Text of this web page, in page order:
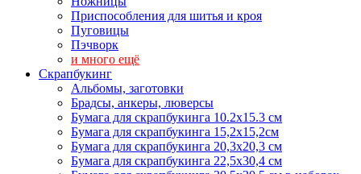
Приспособления для шитья и кроя
Пуговицы
Пэчворк
и много ещё
Скрапбукинг
Альбомы, заготовки
Брадсы, анкеры, люверсы
Бумага для скрапбукинга 10.2х15.3 см
Бумага для скрапбукинга 15,2х15,2см
Бумага для скрапбукинга 20,3х20,3 см
Бумага для скрапбукинга 22,5х30,4 см